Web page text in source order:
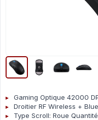
Gaming Optique 42000
Droitier RF Wireless +
Type Scroll: Roue